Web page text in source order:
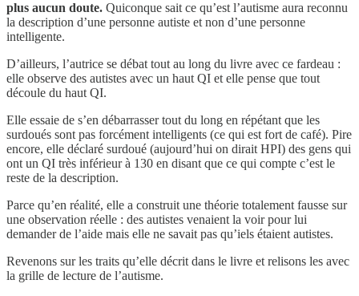
plus aucun doute. Quiconque sait ce qu’est l’autisme aura reconnu
la description d’une personne autiste et non d’une personne
intelligente.
D’ailleurs, l’autrice se débat tout au long du livre avec ce fardeau :
elle observe des autistes avec un haut QI et elle pense que tout
découle du haut QI.
Elle essaie de s’en débarrasser tout du long en répétant que les
surdoués sont pas forcément intelligents (ce qui est fort de café). Pire
encore, elle déclaré surdoué (aujourd’hui on dirait HPI) des gens qui
ont un QI très inférieur à 130 en disant que ce qui compte c’est le
reste de la description.
Parce qu’en réalité, elle a construit une théorie totalement fausse sur
une observation réelle : des autistes venaient la voir pour lui
demander de l’aide mais elle ne savait pas qu’iels étaient autistes.
Revenons sur les traits qu’elle décrit dans le livre et relisons les avec
la grille de lecture de l’autisme.